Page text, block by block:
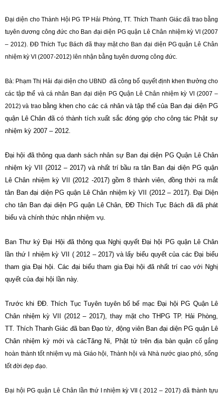
Đại diện cho Thành Hội PG TP Hải Phòng, TT. Thích Thanh Giác đã trao bằng
tuyên dương công đức cho Ban đại diện PG quận Lê Chân nhiệm kỳ VI (2007
– 2012). ĐĐ Thích Tục Bách đã thay mặt cho Ban đại diện PG quận Lê Chân
nhiệm kỳ VI (2007-2012) lên nhận bằng tuyên dương công đức.
Bà: Phạm Thị Hải đại diện cho UBND đã công bố quyết định khen thưởng cho
các tập thể và cá nhân Ban đại diện PG Quận Lê Chân nhiệm kỳ VI (2007 –
2012) và trao bằng khen cho các cá nhân và tập thể của Ban đại diện PG
quận Lê Chân đã có thành tích xuất sắc đóng góp cho công tác Phật sự
nhiệm kỳ 2007 – 2012.
Đại hội đã thông qua danh sách nhân sự Ban đại diện PG Quận Lê Chân
nhiệm kỳ VII (2012 – 2017) và nhất trí bầu ra tân Ban đại diện PG quận
Lê Chân nhiệm kỳ VII (2012 -2017) gồm 8 thành viên, đồng thời ra mắt
tân Ban đại diện PG quận Lê Chân nhiệm kỳ VII (2012 – 2017). Đại Diện
cho tân Ban đại diện PG quận Lê Chân, ĐĐ Thích Tục Bách đã đã phát
biểu và chính thức nhận nhiệm vụ.
Ban Thư ký Đại Hội đã thông qua Nghị quyết Đại hội PG quận Lê Chân
lần thứ I nhiệm kỳ VII ( 2012 – 2017) và lấy biểu quyết của các Đại biểu
tham gia Đại hội. Các đại biểu tham gia Đại hội đã nhất trí cao với Nghị
quyết của đại hội lần này.
Trước khi ĐĐ. Thích Tục Tuyên tuyên bố bế mạc Đại hội PG Quận Lê
Chân nhiệm kỳ VII (2012 – 2017), thay mặt cho THPG TP. Hải Phòng,
TT. Thích Thanh Giác đã ban Đạo từ, động viên Ban đại diện PG quận Lê
Chân nhiệm kỳ mới và cácTăng Ni, Phật tử trên địa bàn quận cố gắng
hoàn thành tốt nhiệm vụ mà Giáo hội, Thành hội và Nhà nước giao phó, sống
tốt đời đẹp đạo.
Đại hội PG quận Lê Chân lần thứ I nhiệm kỳ VII ( 2012 – 2017) đã thành tựu